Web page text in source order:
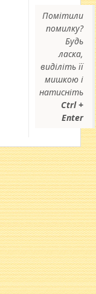
Помітили
помилку?
Будь
ласка,
виділіть її
мишкою і
натисніть
Ctrl +
Enter